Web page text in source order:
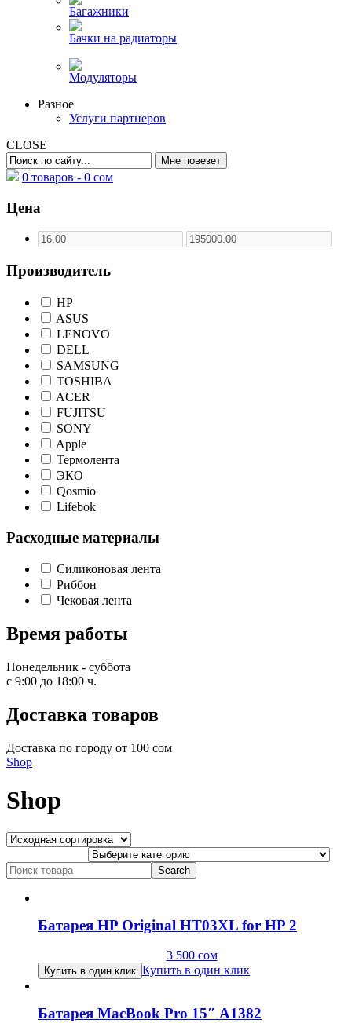
Багажники
Бачки на радиаторы
Модуляторы
Разное
Услуги партнеров
CLOSE
0 товаров - 0 сом
Цена
Производитель
HP
ASUS
LENOVO
DELL
SAMSUNG
TOSHIBA
ACER
FUJITSU
SONY
Apple
Термолента
ЭКО
Qosmio
Lifebok
Расходные материалы
Силиконовая лента
Риббон
Чековая лента
Время работы
Понедельник - суббота
с 9:00 до 18:00 ч.
Доставка товаров
Доставка по городу от 100 сом
Shop
Shop
Search
for:
Батарея HP Original HT03XL for HP 2
3 500 сом
Купить в один клик Купить в один клик
Батарея MacBook Pro 15″ A1382